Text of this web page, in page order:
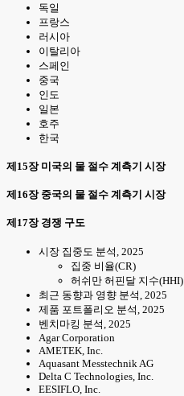
독일
프랑스
러시아
이탈리아
스페인
중국
인도
일본
호주
한국
제15장 미국의 물 절수 계측기 시장
제16장 중국의 물 절수 계측기 시장
제17장 경쟁 구도
시장 집중도 분석, 2025
집중 비율(CR)
허쉬만 허핀달 지수(HHI)
최근 동향과 영향 분석, 2025
제품 포트폴리오 분석, 2025
벤치마킹 분석, 2025
Agar Corporation
AMETEK, Inc.
Aquasant Messtechnik AG
Delta C Technologies, Inc.
EESIFLO, Inc.